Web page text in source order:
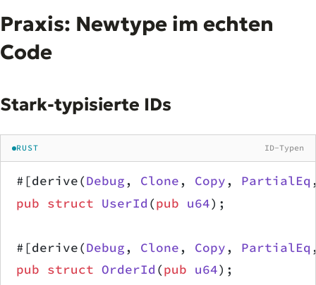
Praxis: Newtype im echten
Code
Stark-typisierte IDs
RUST ID-Typen
#[derive(Debug, Clone, Copy, PartialEq
pub struct UserId (pub u64);
#[derive(Debug, Clone, Copy, PartialEq
pub struct OrderId (pub u64);